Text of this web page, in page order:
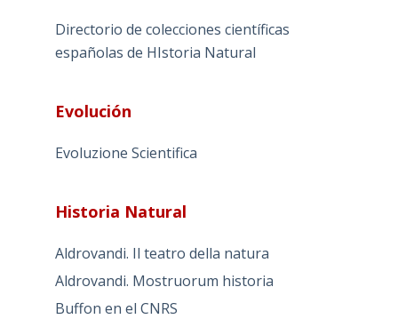
Directorio de colecciones científicas
españolas de HIstoria Natural
Evolución
Evoluzione Scientifica
Historia Natural
Aldrovandi. Il teatro della natura
Aldrovandi. Mostruorum historia
Buffon en el CNRS